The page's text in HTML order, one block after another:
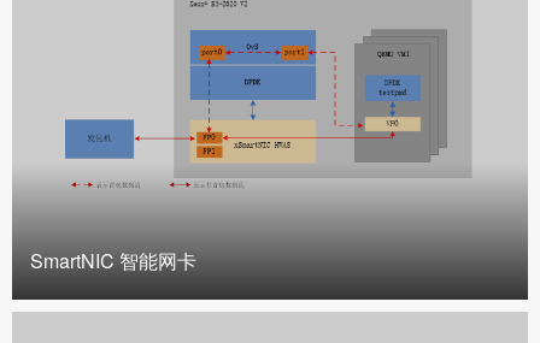
SmartNIC 智能网卡